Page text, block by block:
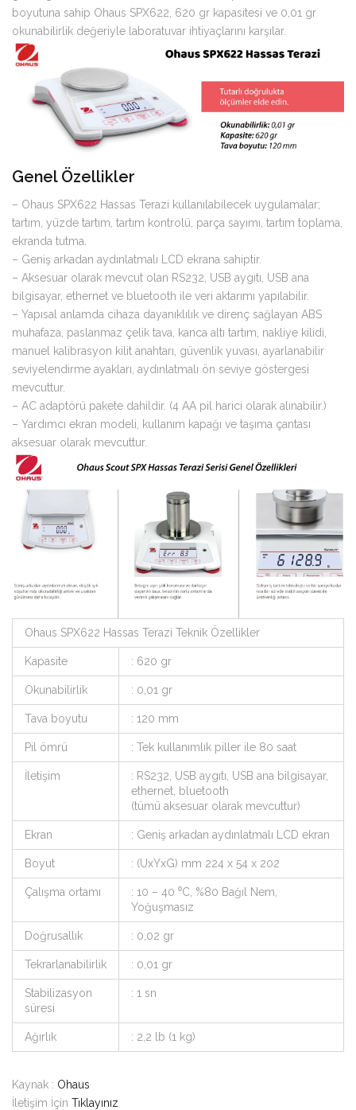
boyutuna sahip Ohaus SPX622, 620 gr kapasitesi ve 0,01 gr
okunabilirlik değeriyle laboratuvar ihtiyaçlarını karşılar.
Genel Özellikler
– Ohaus SPX622 Hassas Terazi kullanılabilecek uygulamalar;
tartım, yüzde tartım, tartım kontrolü, parça sayımı, tartım toplama,
ekranda tutma.
– Geniş arkadan aydınlatmalı LCD ekrana sahiptir.
– Aksesuar olarak mevcut olan RS232, USB aygıtı, USB ana
bilgisayar, ethernet ve bluetooth ile veri aktarımı yapılabilir.
– Yapısal anlamda cihaza dayanıklılık ve direnç sağlayan ABS
muhafaza, paslanmaz çelik tava, kanca altı tartım, nakliye kilidi,
manuel kalibrasyon kilit anahtarı, güvenlik yuvası, ayarlanabilir
seviyelendirme ayakları, aydınlatmalı ön seviye göstergesi
mevcuttur.
– AC adaptörü pakete dahildir. (4 AA pil harici olarak alınabilir.)
– Yardımcı ekran modeli, kullanım kapağı ve taşıma çantası
aksesuar olarak mevcuttur.
Ohaus SPX622 Hassas Terazi Teknik Özellikler
Kapasite : 620 gr
Okunabilirlik : 0,01 gr
Tava boyutu : 120 mm
Pil ömrü : Tek kullanımlık piller ile 80 saat
İletişim
: RS232, USB aygıtı, USB ana bilgisayar,
ethernet, bluetooth
(tümü aksesuar olarak mevcuttur)
Ekran : Geniş arkadan aydınlatmalı LCD ekran
Boyut : (UxYxG) mm 224 x 54 x 202
Çalışma ortamı
: 10 – 40 ⁰C, %80 Bağıl Nem,
Yoğuşmasız
Doğrusallık : 0,02 gr
Tekrarlanabilirlik : 0,01 gr
Stabilizasyon
süresi
: 1 sn
Ağırlık : 2,2 lb (1 kg)
Kaynak : Ohaus
İletişim İçin Tıklayınız